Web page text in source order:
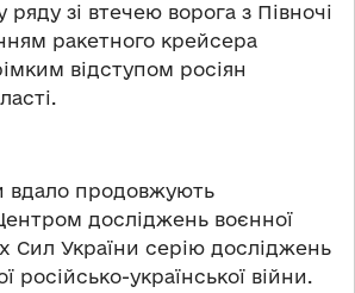
зі втечею ворога з Півночі
ракетного крейсера
відступом росіян
вдало продовжують
досліджень воєнної
Сил України серію досліджень
російсько-української війни.